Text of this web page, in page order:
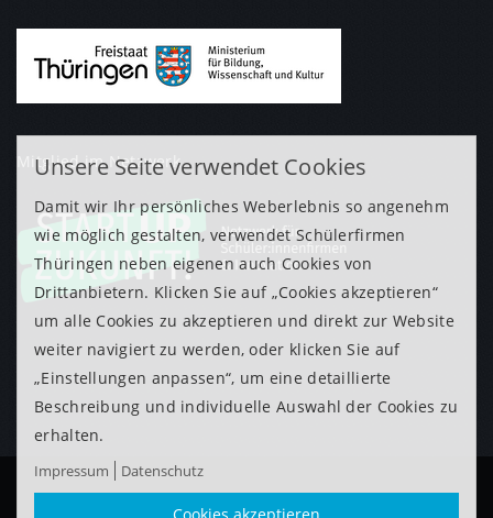
Mitglied im Netzwerk
Unsere Seite verwendet Cookies
Damit wir Ihr persönliches Weberlebnis so angenehm
wie möglich gestalten, verwendet Schülerfirmen
Thüringen neben eigenen auch Cookies von
Drittanbietern. Klicken Sie auf „Cookies akzeptieren“
um alle Cookies zu akzeptieren und direkt zur Website
weiter navigiert zu werden, oder klicken Sie auf
„Einstellungen anpassen“, um eine detaillierte
Beschreibung und individuelle Auswahl der Cookies zu
erhalten.
Impressum Datenschutz